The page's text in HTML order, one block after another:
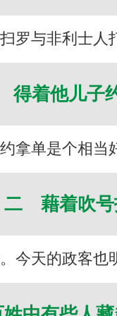
扫罗与非利士
着他儿子
拿单是个相当
二 藉着吹号
今天的政客